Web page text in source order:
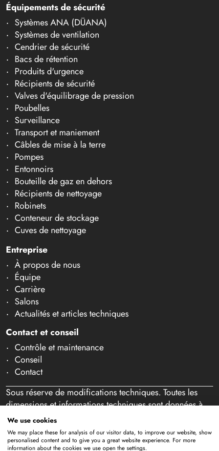
Équipements de sécurité
Systèmes ANA (DÜANA)
Systèmes de ventilation
Cendrier de sécurité
Bacs de rétention
Produits d'urgence
Récipients de sécurité
Valves d'équilibrage de pression
Poubelles
Surveillance
Transport et maniement
Câbles de mise à la terre
Pompes
Entonnoirs
Bouteille de gaz en dehors
Récipients de nettoyage
Robinets
Conteneur de stockage
Cuves de nettoyage
Entreprise
À propos de nous
Équipe
Carrière
Salons
Actualités et articles techniques
Contact et conseil
Contrôle et maintenance
Conseil
Contact
Sous réserve de modifications techniques. Toutes les
dimensions et informations techniques sont données à
titre indicatif. Sous réserve d'erreurs et de fautes de
frappe. Notre offre s'adresse exclusivement aux
professionnels au sens de l'article 14 BGB. Aucune vente
We use cookies
We may place these for analysis of our visitor data, to improve our website, show
personalised content and to give you a great website experience. For more
information about the cookies we use open the settings.